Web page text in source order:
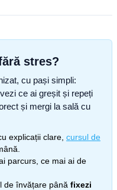
stres?
cu pași simpli:
ce ai greșit și repeți
și mergi la sală cu
cu explicații clare, cursul de
parcurs, ce mai ai de
de învățare până fixezi